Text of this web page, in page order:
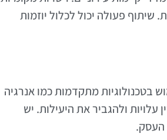
שיתוף פעולה יכול לכלול יוזמות
בטכנולוגיות מתקדמות כמו אנרגיה
ולהגביר את היעילות. יש
העסק.